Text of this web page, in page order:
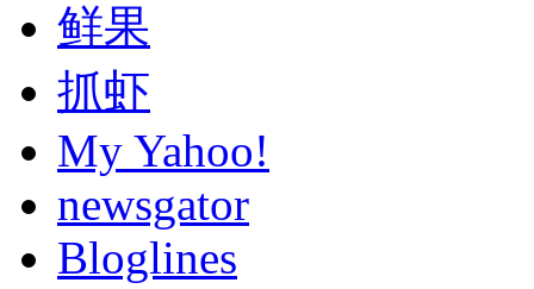
鲜果
抓虾
My Yahoo!
newsgator
Bloglines